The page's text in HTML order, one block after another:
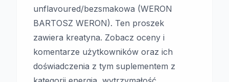
unflavoured/bezsmakowa (WERON
BARTOSZ WERON). Ten proszek
zawiera kreatyna. Zobacz oceny i
komentarze użytkowników oraz ich
doświadczenia z tym suplementem z